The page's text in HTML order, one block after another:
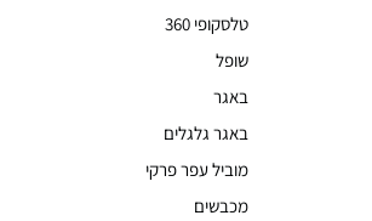
טלסקופי 360
שופל
באגר
באגר גלגלים
מוביל עפר פרקי
מכבשים